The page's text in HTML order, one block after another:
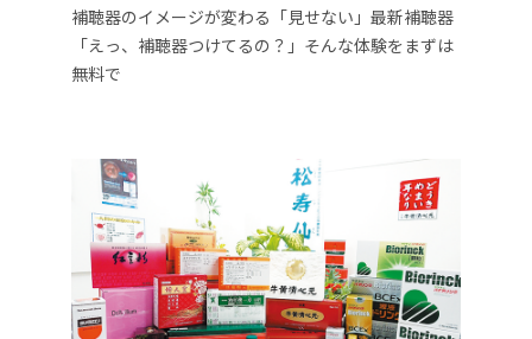
補聴器のイメージが変わる「見せない」最新補聴器
「えっ、補聴器つけてるの？」そんな体験をまずは
無料で